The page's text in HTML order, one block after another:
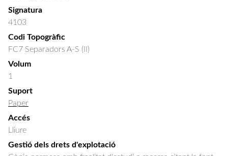
Signatura
4103
Codi Topogràfic
FC7 Separadors A-S (II)
Volum
1
Suport
Paper
Accés
Lliure
Gestió dels drets d'explotació